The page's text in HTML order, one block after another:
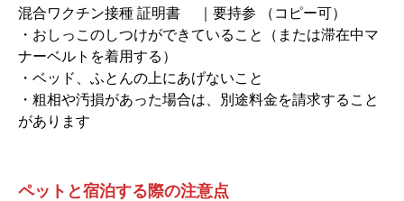
混合ワクチン接種 証明書 ｜要持参 （コピー可）
・おしっこのしつけができていること（または滞在中マ
ナーベルトを着用する）
・ベッド、ふとんの上にあげないこと
・粗相や汚損があった場合は、別途料金を請求すること
があります
ペットと宿泊する際の注意点